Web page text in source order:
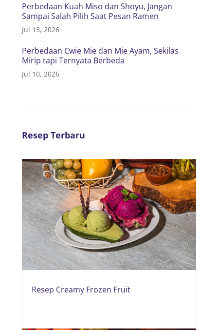
Perbedaan Kuah Miso dan Shoyu, Jangan
Sampai Salah Pilih Saat Pesan Ramen
Jul 13, 2026
Perbedaan Cwie Mie dan Mie Ayam, Sekilas
Mirip tapi Ternyata Berbeda
Jul 10, 2026
Resep Terbaru
Resep Creamy Frozen Fruit